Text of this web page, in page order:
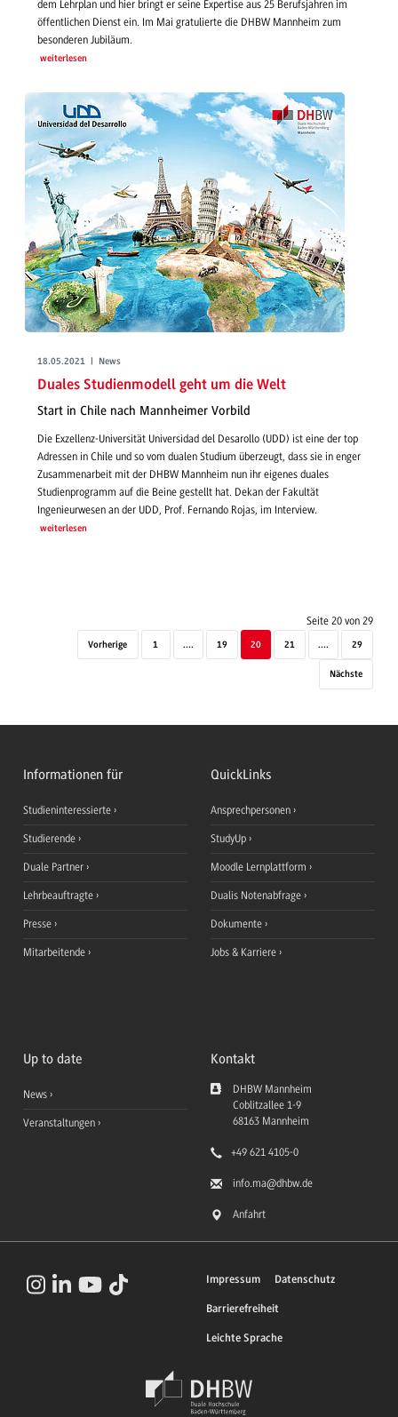
dem Lehrplan und hier bringt er seine Expertise aus 25 Berufsjahren im
öffentlichen Dienst ein. Im Mai gratulierte die DHBW Mannheim zum
besonderen Jubiläum.
weiterlesen
18.05.2021 | News
Duales Studienmodell geht um die Welt
Start in Chile nach Mannheimer Vorbild
Die Exzellenz-Universität Universidad del Desarollo (UDD) ist eine der top
Adressen in Chile und so vom dualen Studium überzeugt, dass sie in enger
Zusammenarbeit mit der DHBW Mannheim nun ihr eigenes duales
Studienprogramm auf die Beine gestellt hat. Dekan der Fakultät
Ingenieurwesen an der UDD, Prof. Fernando Rojas, im Interview.
weiterlesen
Seite 20 von 29
Vorherige 1 .... 19 20 21 .... 29
Nächste
Informationen für
Studieninteressierte
Studierende
Duale Partner
Lehrbeauftragte
Presse
Mitarbeitende
QuickLinks
Ansprechpersonen
StudyUp
Moodle Lernplattform
Dualis Notenabfrage
Dokumente
Jobs & Karriere
Up to date
News
Veranstaltungen
Kontakt
DHBW Mannheim
Coblitzallee 1-9
68163 Mannheim
+49 621 4105-0
info.ma@dhbw.de
Anfahrt
Impressum Datenschutz
Barrierefreiheit
Leichte Sprache